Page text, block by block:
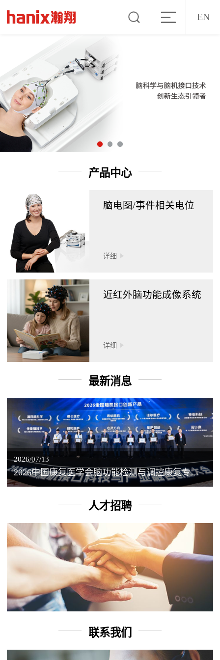
EN
产品中心
脑电图/事件相关电位
详细
近红外脑功能成像系统
详细
最新消息
2026/07/13
2026中国康复医学会脑功能检测与调控康复专业委员会学术年会丨脑客中国：脑机接口——EEG驱动TMS闭环调控工作坊
人才招聘
联系我们